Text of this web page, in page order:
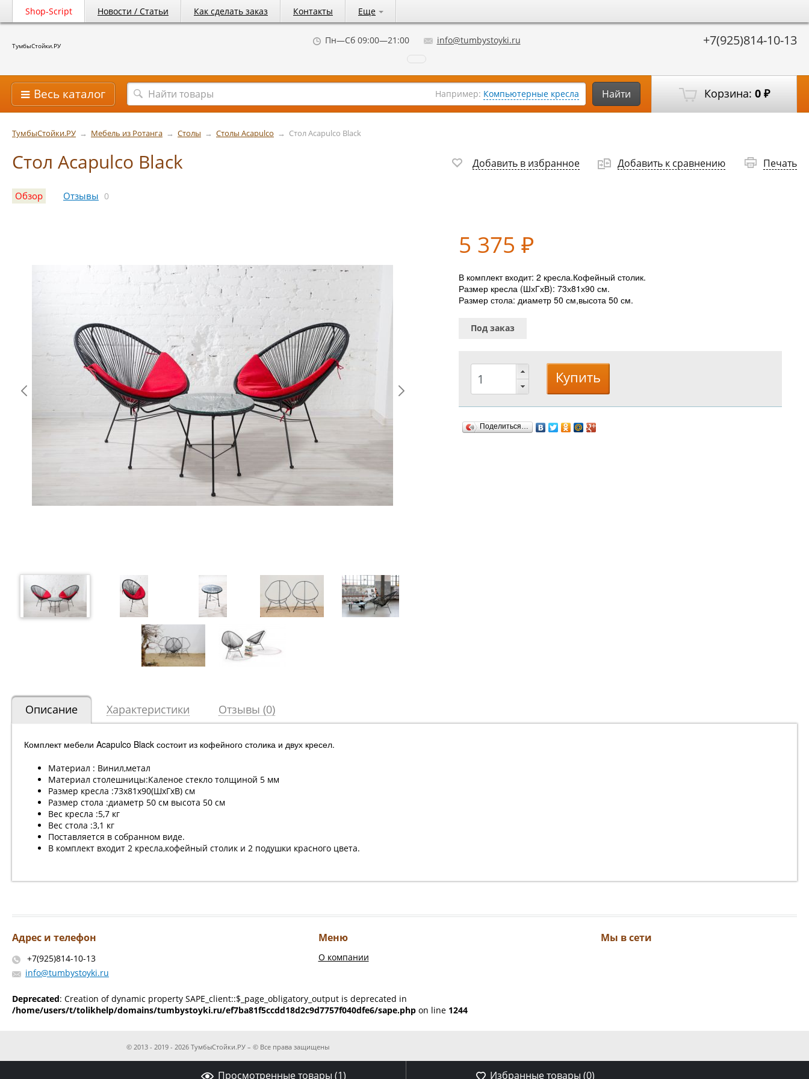
Shop-Script Новости / Статьи Как сделать заказ Контакты Еще
ТумбыСтойки.РУ +7(925)814-10-13
Пн—Сб 09:00—21:00 info@tumbystoyki.ru
Корзина: 0 ₽
Весь каталог Например: Компьютерные кресла Найти
ТумбыСтойки.РУ → Мебель из Ротанга → Столы → Столы Acapulco → Стол Acapulco Black
Стол Acapulco Black Добавить в избранное Добавить к сравнению Печать
Обзор Отзывы 0
5 375₽
В комплект входит: 2 кресла.Кофейный столик.
Размер кресла (ШхГхВ): 73х81х90 см.
Размер стола: диаметр 50 см,высота 50 см.
Под заказ
Поделиться…
Описание Характеристики Отзывы (0)
Комплект мебели Acapulco Black состоит из кофейного столика и двух кресел.
Материал : Винил,метал
Материал столешницы:Каленое стекло толщиной 5 мм
Размер кресла :73х81х90(ШхГхВ) см
Размер стола :диаметр 50 см высота 50 см
Вес кресла :5,7 кг
Вес стола :3,1 кг
Поставляется в собранном виде.
В комплект входит 2 кресла,кофейный столик и 2 подушки красного цвета.
Адрес и телефон
+7(925)814-10-13
info@tumbystoyki.ru
Мы в сети
Меню
О компании
Deprecated: Creation of dynamic property SAPE_client::$_page_obligatory_output is deprecated in
/home/users/t/tolikhelp/domains/tumbystoyki.ru/ef7ba81f5ccdd18d2c9d7757f040dfe6/sape.php on line 1244
© 2013 - 2019 - 2026 ТумбыСтойки.РУ – © Все права защищены
Просмотренные товары (1) Избранные товары (0)